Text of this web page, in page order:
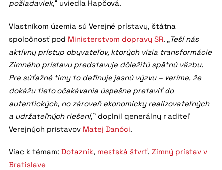
požiadaviek,“ uviedla Hapčová.
Vlastníkom územia sú Verejné prístavy, štátna
spoločnosť pod Ministerstvom dopravy SR. „Teší nás
aktívny prístup obyvateľov, ktorých vízia transformácie
Zimného prístavu predstavuje dôležitú spätnú väzbu.
Pre súťažné tímy to definuje jasnú výzvu – veríme, že
dokážu tieto očakávania úspešne pretaviť do
autentických, no zároveň ekonomicky realizovateľných
a udržateľných riešení,” doplnil generálny riaditeľ
Verejných prístavov Matej Danóci.
Viac k témam: Dotazník, mestská štvrť, Zimný prístav v
Bratislave